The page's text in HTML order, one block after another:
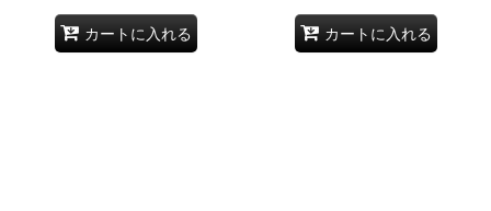
カートに入れる カートに入れる